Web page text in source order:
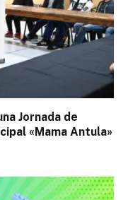
Jornada de
«Mama Antula»